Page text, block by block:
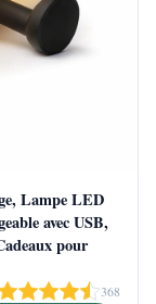
Lampe LED
avec USB,
pour
368